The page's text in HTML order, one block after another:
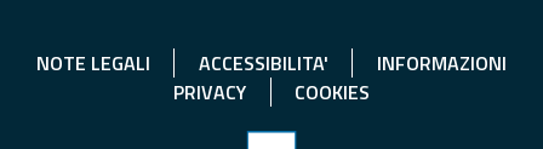
NOTE LEGALI ACCESSIBILITA'
INFORMAZIONI
PRIVACY
COOKIES